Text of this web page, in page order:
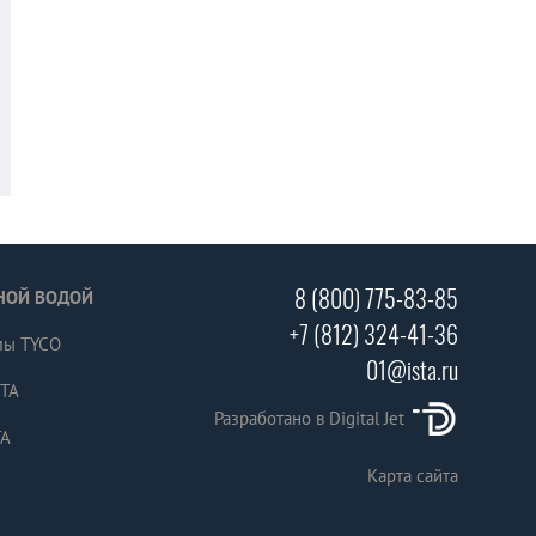
ВОДОЙ
TYCO
8 (800) 775-83-85
+7 (812) 324-41-36
01@ista.ru
Разработано в Digital Jet
Карта сайта